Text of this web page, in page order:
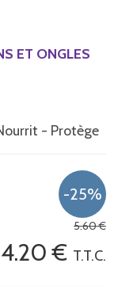
ET ONGLES
- Protège
5.60€
4.20€ T.T.C.